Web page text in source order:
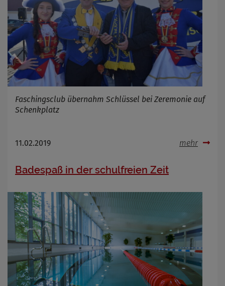
Faschingsclub übernahm Schlüssel bei Zeremonie auf
Schenkplatz
11.02.2019 mehr
Badespaß in der schulfreien Zeit